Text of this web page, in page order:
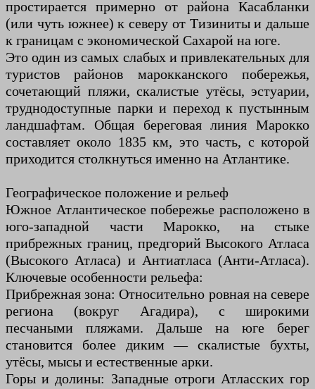
простирается примерно от района Касабланки
(или чуть южнее) к северу от Тизиниты и дальше
к границам с экономической Сахарой ​​на юге.
Это один из самых слабых и привлекательных для
туристов районов марокканского побережья,
сочетающий пляжи, скалистые утёсы, эстуарии,
труднодоступные парки и переход к пустынным
ландшафтам. Общая береговая линия Марокко
составляет около 1835 км, это часть, с которой
приходится столкнуться именно на Атлантике.
Географическое положение и рельеф
Южное Атлантическое побережье расположено в
юго-западной части Марокко, на стыке
прибрежных границ, предгорий Высокого Атласа
(Высокого Атласа) и Антиатласа (Анти-Атласа).
Ключевые особенности рельефа:
Прибрежная зона: Относительно ровная на севере
региона (вокруг Агадира), с широкими
песчаными пляжами. Дальше на юге берег
становится более диким — скалистые бухты,
утёсы, мысы и естественные арки.
Горы и долины: Западные отроги Атласских гор